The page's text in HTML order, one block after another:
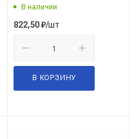
В наличии
822,50₽/шт
В КОРЗИНУ